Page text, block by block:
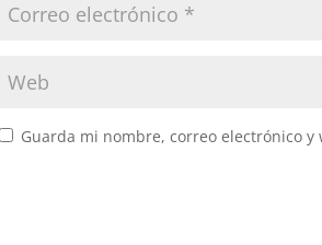
Guarda mi nombre, correo electrónico